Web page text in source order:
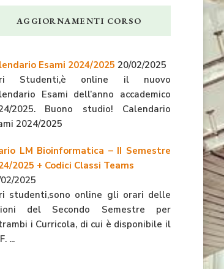
AGGIORNAMENTI CORSO
Esami 2024/2025 20/02/2025
Studenti,è online il nuovo
Esami dell’anno accademico
2025. Buono studio! Calendario
2024/2025
LM Bioinformatica – II Semestre
2025 + Codici Classi Teams
2025
studenti,sono online gli orari delle
del Secondo Semestre per
i Curricola, di cui è disponibile il
...